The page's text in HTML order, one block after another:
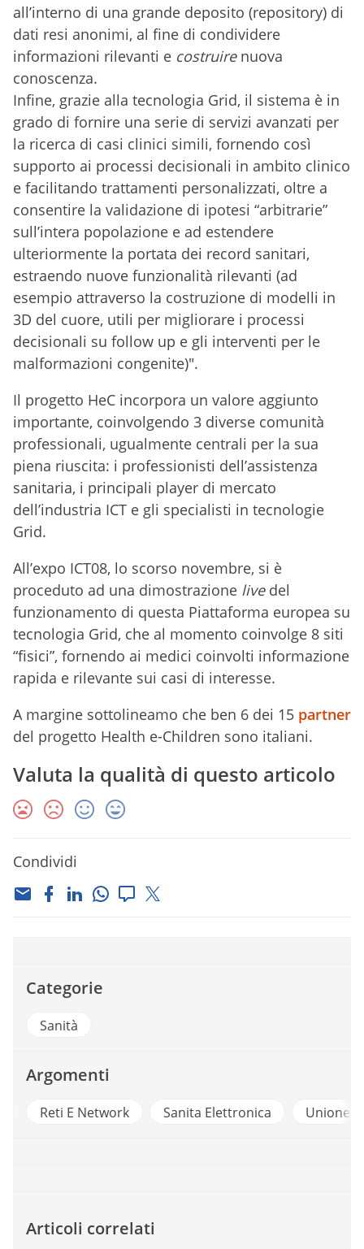
all’interno di una grande deposito (repository) di
dati resi anonimi, al fine di condividere
informazioni rilevanti e costruirenuova
conoscenza.
Infine, grazie alla tecnologia Grid, il sistema è in
grado di fornire una serie di servizi avanzati per
la ricerca di casi clinici simili, fornendo così
supporto ai processi decisionali in ambito clinico
e facilitando trattamenti personalizzati, oltre a
consentire la validazione di ipotesi “arbitrarie”
sull’intera popolazione e ad estendere
ulteriormente la portata dei record sanitari,
estraendo nuove funzionalità rilevanti (ad
esempio attraverso la costruzione di modelli in
3D del cuore, utili per migliorare i processi
decisionali su follow up e gli interventi per le
malformazioni congenite)".
Il progetto HeC incorpora un valore aggiunto
importante, coinvolgendo 3 diverse comunità
professionali, ugualmente centrali per la sua
piena riuscita: i professionisti dell’assistenza
sanitaria, i principali player di mercato
dell’industria ICT e gli specialisti in tecnologie
Grid.
All’expo ICT08, lo scorso novembre, si è
proceduto ad una dimostrazione livedel
funzionamento di questa Piattaforma europea su
tecnologia Grid, che al momento coinvolge 8 siti
“fisici”, fornendo ai medici coinvolti informazione
rapida e rilevante sui casi di interesse.
A margine sottolineamo che ben 6 dei 15 partner
del progetto Health e-Children sono italiani.
Valuta la qualità di questo articolo
Condividi
Categorie
Sanità
Argomenti
Reti E Network Sanita Elettronica Unione
Articoli correlati